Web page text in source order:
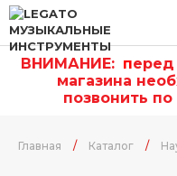
ВНИМАНИЕ: п
магазина
позвонить
Главная / Каталог /